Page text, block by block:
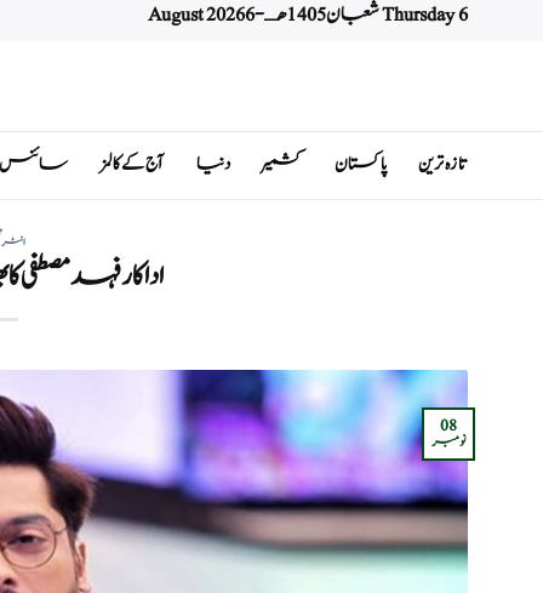
Thursday 6 شعبان 1405 هـ - 6 August 2026
تازہ ترین پاکستان کشمیر دنیا آج کے کالمز سائنس
اداکار فہد مصطفی
08
نومبر